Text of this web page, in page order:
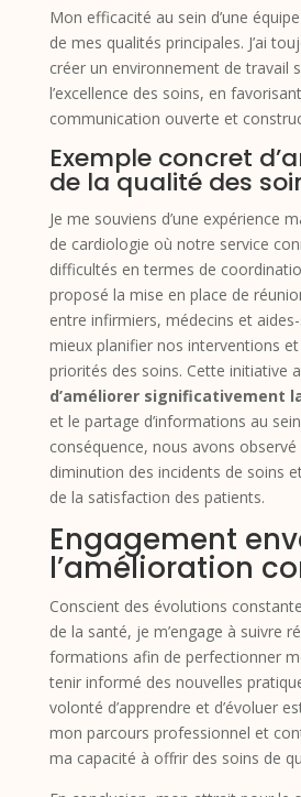
Mon efficacité au sein d’une
de mes qualités principales. J’ai
créer un environnement de travail
l’excellence des soins, en
communication ouverte et
Exemple concret
de la qualité des
Je me souviens d’une expérience
de cardiologie où notre service
difficultés en termes de
proposé la mise en place de
entre infirmiers, médecins et
mieux planifier nos interventions
priorités des soins. Cette initiative
d’améliorer significativement
et le partage d’informations au sein
conséquence, nous avons
diminution des incidents de soins
de la satisfaction des patients.
Engagement
l’amélioration
Conscient des évolutions
de la santé, je m’engage à suivre
formations afin de perfectionner
tenir informé des nouvelles
volonté d’apprendre et d’évoluer
mon parcours professionnel et
ma capacité à offrir des soins de